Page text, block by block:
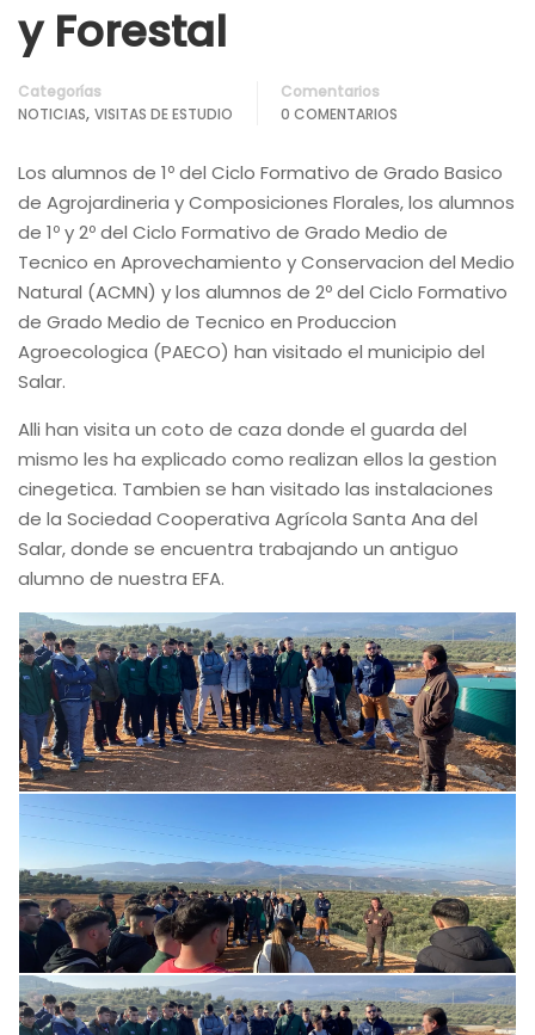
y Forestal
Categorías
NOTICIAS, VISITAS DE ESTUDIO
Comentarios
0 COMENTARIOS
Los alumnos de 1º del Ciclo Formativo de Grado Basico
de Agrojardineria y Composiciones Florales, los alumnos
de 1º y 2º del Ciclo Formativo de Grado Medio de
Tecnico en Aprovechamiento y Conservacion del Medio
Natural (ACMN) y los alumnos de 2º del Ciclo Formativo
de Grado Medio de Tecnico en Produccion
Agroecologica (PAECO) han visitado el municipio del
Salar.
Alli han visita un coto de caza donde el guarda del
mismo les ha explicado como realizan ellos la gestion
cinegetica. Tambien se han visitado las instalaciones
de la Sociedad Cooperativa Agrícola Santa Ana del
Salar, donde se encuentra trabajando un antiguo
alumno de nuestra EFA.